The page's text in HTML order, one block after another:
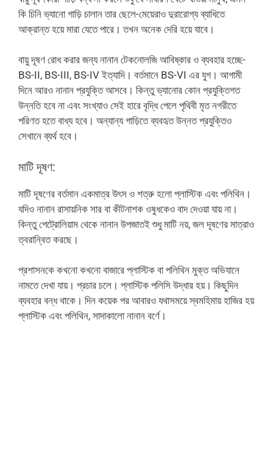
কি চিনি ভ্যানো গাড়ি চালান তার ছেলে-মেয়েরাও দুরারোগ্য ব্যাধিতে
আক্রান্ত হয়ে মারা যেতে পারে। তখন অনেক দেরি হয়ে যাবে।
বায়ু দূষণ রোধ করার জন্য নানান টেকনোলজি আবিষ্কার ও ব্যবহার হচ্ছে-
BS-II, BS-III, BS-IV ইত্যাদি। বর্তমানে BS-VI এর যুগ। আগামী
দিনে আরও নানান প্রযুক্তি আসবে। কিন্তু ভ্যানোর কোন প্রযুক্তিগত
উন্নতি হবে না এবং সংখ্যাও সেই হারে বৃদ্ধি পেলে পৃথিবী মৃত নগরীতে
পরিণত হতে বাধ্য হবে। অন্যান্য গাড়িতে ব্যবহৃত উন্নত প্রযুক্তিও
সেখানে ব্যর্থ হবে।
মাটি দূষণ:
মাটি দূষণের বর্তমান একমাত্র উৎস ও শত্রু হলো প্লাস্টিক এবং পলিথিন।
যদিও নানান রাসায়নিক সার বা কীটনাশক ওষুধকেও বাদ দেওয়া যায় না।
কিন্তু পেট্রোলিয়াম থেকে নানান উপজাতই শুধু মাটি নয়, জল দূষণের মাত্রাও
ত্বরান্বিত করছে।
প্রশাসনকে কখনো কখনো বাজারে প্লাস্টিক বা পলিথিন মুক্ত অভিযানে
নামতে দেখা যায়। প্রচার চলে। প্লাস্টিক পলিসি উদ্ধার হয়। কিছুদিন
ব্যবহার বন্ধ থাকে। দিন কয়েক পর আবারও যথাসময়ে স্বমহিমায় হাজির হয়
প্লাস্টিক এবং পলিথিন, সাদাকালো নানান বর্ণে।